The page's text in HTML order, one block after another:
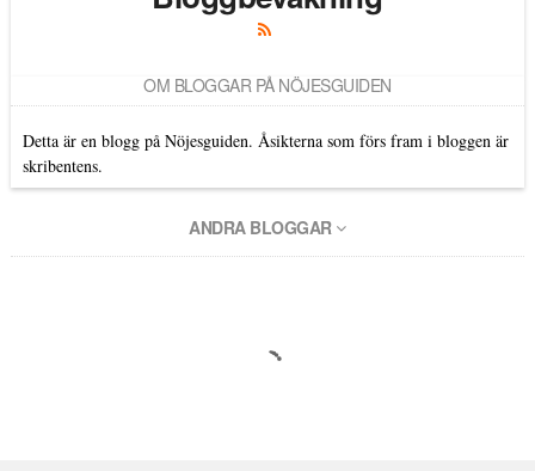
OM BLOGGAR PÅ NÖJESGUIDEN
Detta är en blogg på Nöjesguiden. Åsikterna som förs fram i bloggen är
skribentens.
ANDRA BLOGGAR